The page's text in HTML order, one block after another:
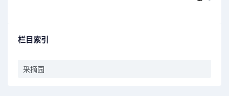
栏目索引
采摘园